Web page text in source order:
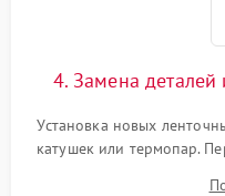
4. Замена
Установка новых
катушек или термопар.